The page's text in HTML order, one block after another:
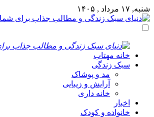
شنبه, ۱۷ مرداد , ۱۴۰۵
خانه مهتاب
سبک زندگی
مد و پوشاک
آرایش و زیبایی
خانه داری
اخبار
خانواده و کودک